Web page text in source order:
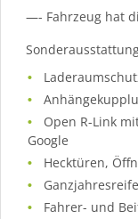
—- Fahrzeug hat
Open R-Link
Google
Hecktüren,
Fahrer- und